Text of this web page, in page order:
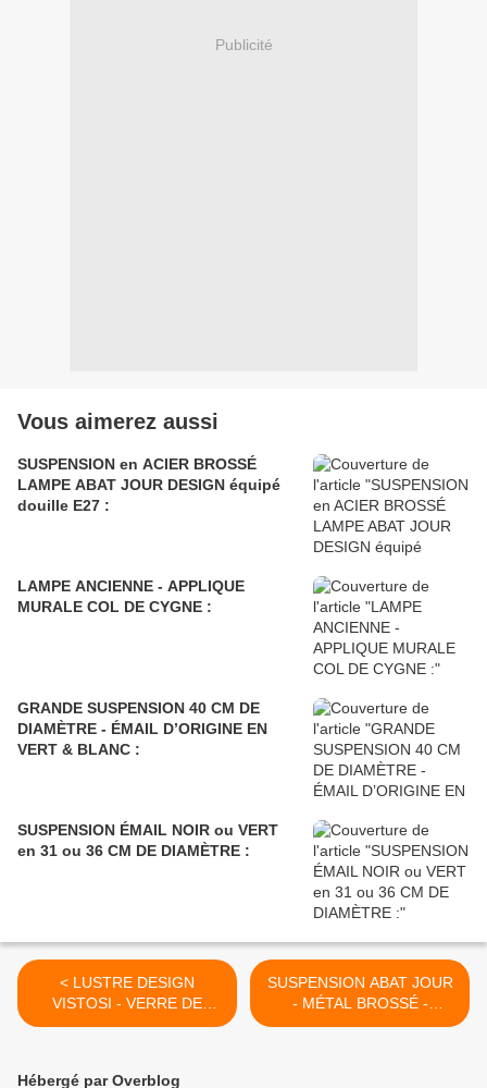
Publicité
Vous aimerez aussi
SUSPENSION en ACIER BROSSÉ
LAMPE ABAT JOUR DESIGN équipé
douille E27 :
LAMPE ANCIENNE - APPLIQUE
MURALE COL DE CYGNE :
GRANDE SUSPENSION 40 CM DE
DIAMÈTRE - ÉMAIL D’ORIGINE EN
VERT & BLANC :
SUSPENSION ÉMAIL NOIR ou VERT
en 31 ou 36 CM DE DIAMÈTRE :
< LUSTRE DESIGN
VISTOSI - VERRE DE
MURANO :
SUSPENSION ABAT JOUR
- MÉTAL BROSSÉ -
DOUILLE VIS E27 : >
Hébergé par Overblog